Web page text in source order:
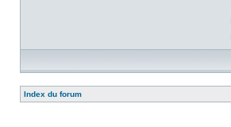
Index du forum